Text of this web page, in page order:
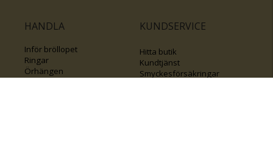
HANDLA
Inför bröllopet
Ringar
Örhängen
KUNDSERVICE
Hitta butik
Kundtjänst
Smyckesförsäkringar